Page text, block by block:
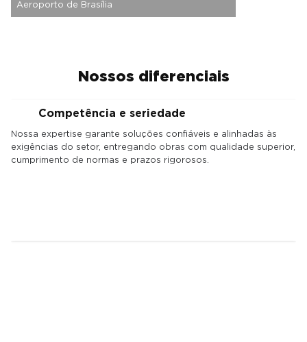
Aeroporto de Brasília
Nossos diferenciais
Competência e seriedade
Nossa expertise garante soluções confiáveis e alinhadas às
exigências do setor, entregando obras com qualidade superior,
cumprimento de normas e prazos rigorosos.